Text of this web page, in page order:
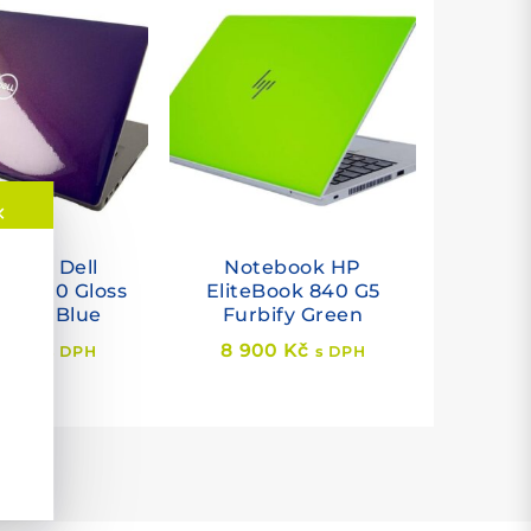
Dell
5400 Gloss
Blue
s DPH
Notebook HP
EliteBook 840 G5
Furbify Green
8 900 Kč s DPH